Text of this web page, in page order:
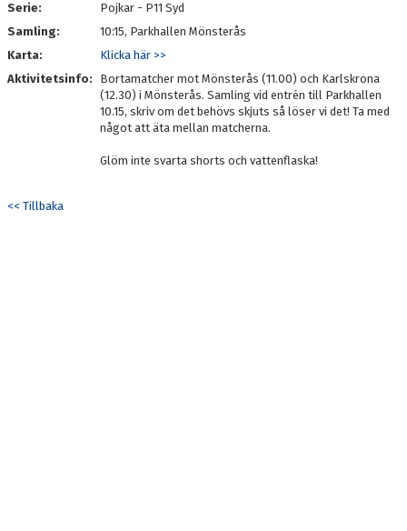
LIVESCORE
KLUBBSHOP
#KALMARHKSTÄLLERUPP
Serie:
Pojkar - P11 Syd
Samling:
10:15, Parkhallen Mönsterås
Karta:
Klicka här >>
Aktivitetsinfo:
Bortamatcher mot Mönsterås (11.00) och Karlskrona
(12.30) i Mönsterås. Samling vid entrén till Parkhallen
10.15, skriv om det behövs skjuts så löser vi det! Ta med
något att äta mellan matcherna.
Glöm inte svarta shorts och vattenflaska!
<< Tillbaka